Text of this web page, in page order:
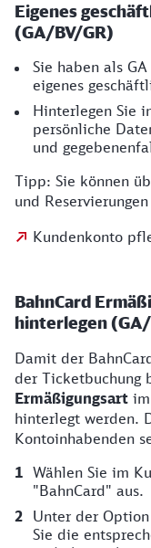
Eigenes
(GA/BV/GR)
Sie haben als
eigenes
Hinterlegen Sie
persönliche
und
Tipp: Sie können
und
Kundenkonto
BahnCard
hinterlegen
Damit der
der Ticketbuchung
Ermäßigungsart
hinterlegt werden.
Kontoinhabenden
Wählen Sie im
"BahnCard" aus.
Unter der
Sie die